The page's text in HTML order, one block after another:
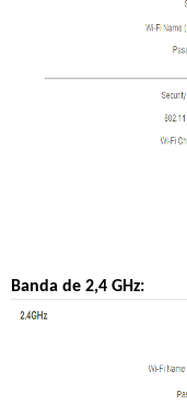
Banda de 2,4 GHz: